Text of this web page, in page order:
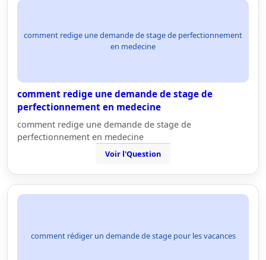
comment redige une demande de stage de perfectionnement
en medecine
comment redige une demande de stage de
perfectionnement en medecine
comment redige une demande de stage de
perfectionnement en medecine
Voir l'Question
comment rédiger un demande de stage pour les vacances